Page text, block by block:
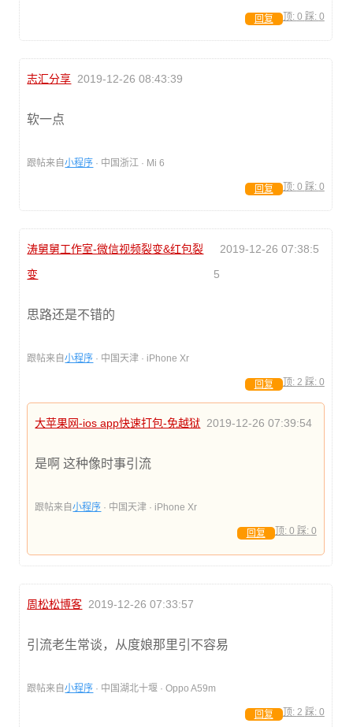
顶: 0 踩: 0
回复
志汇分享 2019-12-26 08:43:39
软一点
跟帖来自小程序 · 中国浙江 · Mi 6
顶: 0 踩: 0
回复
涛舅舅工作室-微信视频裂变&红包裂
变
2019-12-26 07:38:5
5
思路还是不错的
跟帖来自小程序 · 中国天津 · iPhone Xr
顶: 2 踩: 0
回复
大苹果网-ios app快速打包-免越狱 2019-12-26 07:39:54
是啊 这种像时事引流
跟帖来自小程序 · 中国天津 · iPhone Xr
顶: 0 踩: 0
回复
周松松博客 2019-12-26 07:33:57
引流老生常谈，从度娘那里引不容易
跟帖来自小程序 · 中国湖北十堰 · Oppo A59m
顶: 2 踩: 0
回复